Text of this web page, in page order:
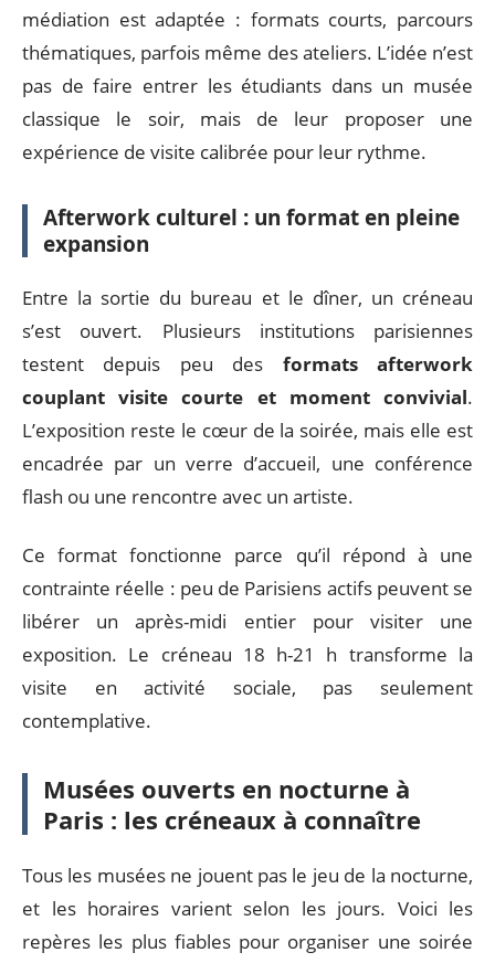
médiation est adaptée : formats courts, parcours
thématiques, parfois même des ateliers. L’idée n’est
pas de faire entrer les étudiants dans un musée
classique le soir, mais de leur proposer une
expérience de visite calibrée pour leur rythme.
Afterwork culturel : un format en pleine
expansion
Entre la sortie du bureau et le dîner, un créneau
s’est ouvert. Plusieurs institutions parisiennes
testent depuis peu des formats afterwork
couplant visite courte et moment convivial.
L’exposition reste le cœur de la soirée, mais elle est
encadrée par un verre d’accueil, une conférence
flash ou une rencontre avec un artiste.
Ce format fonctionne parce qu’il répond à une
contrainte réelle : peu de Parisiens actifs peuvent se
libérer un après-midi entier pour visiter une
exposition. Le créneau 18 h-21 h transforme la
visite en activité sociale, pas seulement
contemplative.
Musées ouverts en nocturne à
Paris : les créneaux à connaître
Tous les musées ne jouent pas le jeu de la nocturne,
et les horaires varient selon les jours. Voici les
repères les plus fiables pour organiser une soirée